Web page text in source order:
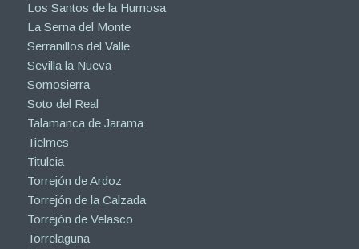
Los Santos de la Humosa
La Serna del Monte
Serranillos del Valle
Sevilla la Nueva
Somosierra
Soto del Real
Talamanca de Jarama
Tielmes
Titulcia
Torrejón de Ardoz
Torrejón de la Calzada
Torrejón de Velasco
Torrelaguna